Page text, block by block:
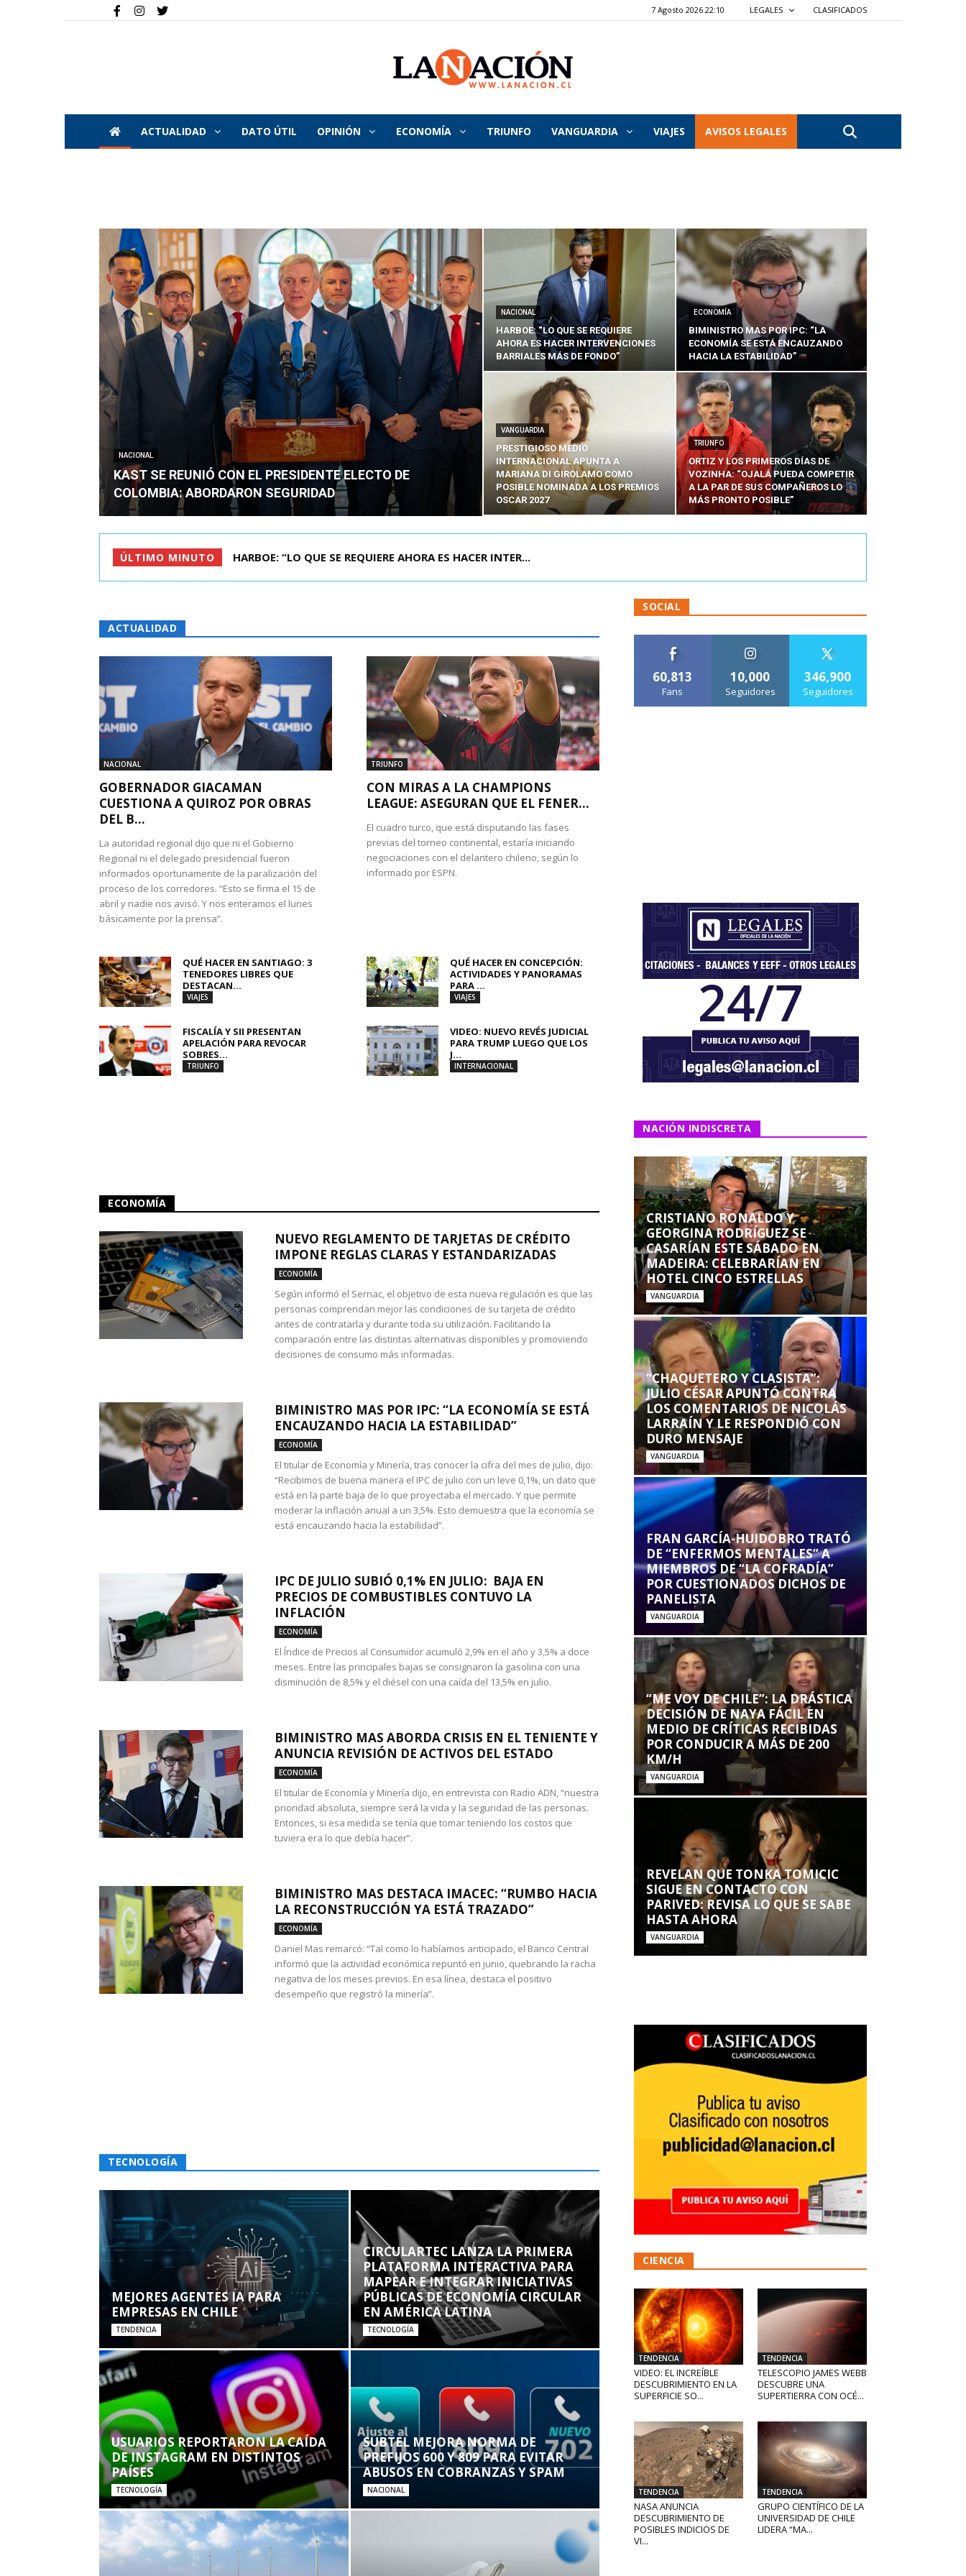
7 Agosto 2026 22:10 LEGALES CLASIFICADOS
La
Nación
ACTUALIDAD DATO ÚTIL OPINIÓN ECONOMÍA TRIUNFO VANGUARDIA VIAJES AVISOS LEGALES
NACIONAL
KAST SE REUNIÓ CON EL PRESIDENTE ELECTO DE
COLOMBIA: ABORDARON SEGURIDAD
NACIONAL
HARBOE: “LO QUE SE REQUIERE
AHORA ES HACER INTERVENCIONES
BARRIALES MÁS DE FONDO”
ECONOMÍA
BIMINISTRO MAS POR IPC: “LA
ECONOMÍA SE ESTÁ ENCAUZANDO
HACIA LA ESTABILIDAD”
VANGUARDIA
PRESTIGIOSO MEDIO
INTERNACIONAL APUNTA A
MARIANA DI GIROLAMO COMO
POSIBLE NOMINADA A LOS PREMIOS
OSCAR 2027
TRIUNFO
ORTIZ Y LOS PRIMEROS DÍAS DE
VOZINHA: “OJALÁ PUEDA COMPETIR
A LA PAR DE SUS COMPAÑEROS LO
MÁS PRONTO POSIBLE”
ÚLTIMO MINUTO BIMINISTRO MAS POR IPC: “LA ECONOMÍA SE ESTÁ ENC...
ACTUALIDAD
NACIONAL
GOBERNADOR GIACAMAN
CUESTIONA A QUIROZ POR OBRAS
DEL B...
La autoridad regional dijo que ni el Gobierno
Regional ni el delegado presidencial fueron
informados oportunamente de la paralización del
proceso de los corredores. “Esto se firma el 15 de
abril y nadie nos avisó. Y nos enteramos el lunes
básicamente por la prensa”.
TRIUNFO
CON MIRAS A LA CHAMPIONS
LEAGUE: ASEGURAN QUE EL FENER...
El cuadro turco, que está disputando las fases
previas del torneo continental, estaría iniciando
negociaciones con el delantero chileno, según lo
informado por ESPN.
QUÉ HACER EN SANTIAGO: 3
TENEDORES LIBRES QUE
DESTACAN...
VIAJES
QUÉ HACER EN CONCEPCIÓN:
ACTIVIDADES Y PANORAMAS
PARA ...
VIAJES
FISCALÍA Y SII PRESENTAN
APELACIÓN PARA REVOCAR
SOBRES...
TRIUNFO
VIDEO: NUEVO REVÉS JUDICIAL
PARA TRUMP LUEGO QUE LOS
J...
INTERNACIONAL
ECONOMÍA
NUEVO REGLAMENTO DE TARJETAS DE CRÉDITO
IMPONE REGLAS CLARAS Y ESTANDARIZADAS
ECONOMÍA
Según informó el Sernac, el objetivo de esta nueva regulación es que las
personas comprendan mejor las condiciones de su tarjeta de crédito
antes de contratarla y durante toda su utilización. Facilitando la
comparación entre las distintas alternativas disponibles y promoviendo
decisiones de consumo más informadas.
BIMINISTRO MAS POR IPC: “LA ECONOMÍA SE ESTÁ
ENCAUZANDO HACIA LA ESTABILIDAD”
ECONOMÍA
El titular de Economía y Minería, tras conocer la cifra del mes de julio, dijo:
“Recibimos de buena manera el IPC de julio con un leve 0,1%, un dato que
está en la parte baja de lo que proyectaba el mercado. Y que permite
moderar la inflación anual a un 3,5%. Esto demuestra que la economía se
está encauzando hacia la estabilidad”.
IPC DE JULIO SUBIÓ 0,1% EN JULIO: BAJA EN
PRECIOS DE COMBUSTIBLES CONTUVO LA
INFLACIÓN
ECONOMÍA
El Índice de Precios al Consumidor acumuló 2,9% en el año y 3,5% a doce
meses. Entre las principales bajas se consignaron la gasolina con una
disminución de 8,5% y el diésel con una caída del 13,5% en julio.
BIMINISTRO MAS ABORDA CRISIS EN EL TENIENTE Y
ANUNCIA REVISIÓN DE ACTIVOS DEL ESTADO
ECONOMÍA
El titular de Economía y Minería dijo, en entrevista con Radio ADN, “nuestra
prioridad absoluta, siempre será la vida y la seguridad de las personas.
Entonces, si esa medida se tenía que tomar teniendo los costos que
tuviera era lo que debía hacer”.
BIMINISTRO MAS DESTACA IMACEC: “RUMBO HACIA
LA RECONSTRUCCIÓN YA ESTÁ TRAZADO”
ECONOMÍA
Daniel Mas remarcó: “Tal como lo habíamos anticipado, el Banco Central
informó que la actividad económica repuntó en junio, quebrando la racha
negativa de los meses previos. En esa línea, destaca el positivo
desempeño que registró la minería”.
TECNOLOGÍA
MEJORES AGENTES IA PARA
EMPRESAS EN CHILE
TENDENCIA
CIRCULARTEC LANZA LA PRIMERA
PLATAFORMA INTERACTIVA PARA
MAPEAR E INTEGRAR INICIATIVAS
PÚBLICAS DE ECONOMÍA CIRCULAR
EN AMÉRICA LATINA
TECNOLOGÍA
USUARIOS REPORTARON LA CAÍDA
DE INSTAGRAM EN DISTINTOS
PAÍSES
TECNOLOGÍA
SUBTEL MEJORA NORMA DE
PREFIJOS 600 Y 809 PARA EVITAR
ABUSOS EN COBRANZAS Y SPAM
NACIONAL
SOCIAL
60,813
Fans
10,000
Seguidores
346,900
Seguidores
NACIÓN INDISCRETA
CRISTIANO RONALDO Y
GEORGINA RODRÍGUEZ SE
CASARÍAN ESTE SÁBADO EN
MADEIRA: CELEBRARÍAN EN
HOTEL CINCO ESTRELLAS
VANGUARDIA
“CHAQUETERO Y CLASISTA”:
JULIO CÉSAR APUNTÓ CONTRA
LOS COMENTARIOS DE NICOLÁS
LARRAÍN Y LE RESPONDIÓ CON
DURO MENSAJE
VANGUARDIA
FRAN GARCÍA-HUIDOBRO TRATÓ
DE “ENFERMOS MENTALES” A
MIEMBROS DE “LA COFRADÍA”
POR CUESTIONADOS DICHOS DE
PANELISTA
VANGUARDIA
“ME VOY DE CHILE”: LA DRÁSTICA
DECISIÓN DE NAYA FÁCIL EN
MEDIO DE CRÍTICAS RECIBIDAS
POR CONDUCIR A MÁS DE 200
KM/H
VANGUARDIA
REVELAN QUE TONKA TOMICIC
SIGUE EN CONTACTO CON
PARIVED: REVISA LO QUE SE SABE
HASTA AHORA
VANGUARDIA
CIENCIA
TENDENCIA
VIDEO: EL INCREÍBLE
DESCUBRIMIENTO EN LA
SUPERFICIE SO...
TENDENCIA
TELESCOPIO JAMES WEBB
DESCUBRE UNA
SUPERTIERRA CON OCÉ...
TENDENCIA
NASA ANUNCIA
DESCUBRIMIENTO DE
POSIBLES INDICIOS DE
VI...
TENDENCIA
GRUPO CIENTÍFICO DE LA
UNIVERSIDAD DE CHILE
LIDERA “MA...